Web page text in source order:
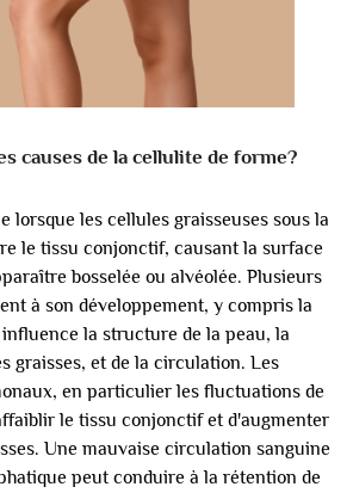
causes de la cellulite de forme?
lorsque les cellules graisseuses sous la
le tissu conjonctif, causant la surface
bosselée ou alvéolée. Plusieurs
à son développement, y compris la
la structure de la peau, la
graisses, et de la circulation. Les
en particulier les fluctuations de
le tissu conjonctif et d'augmenter
Une mauvaise circulation sanguine
peut conduire à la rétention de